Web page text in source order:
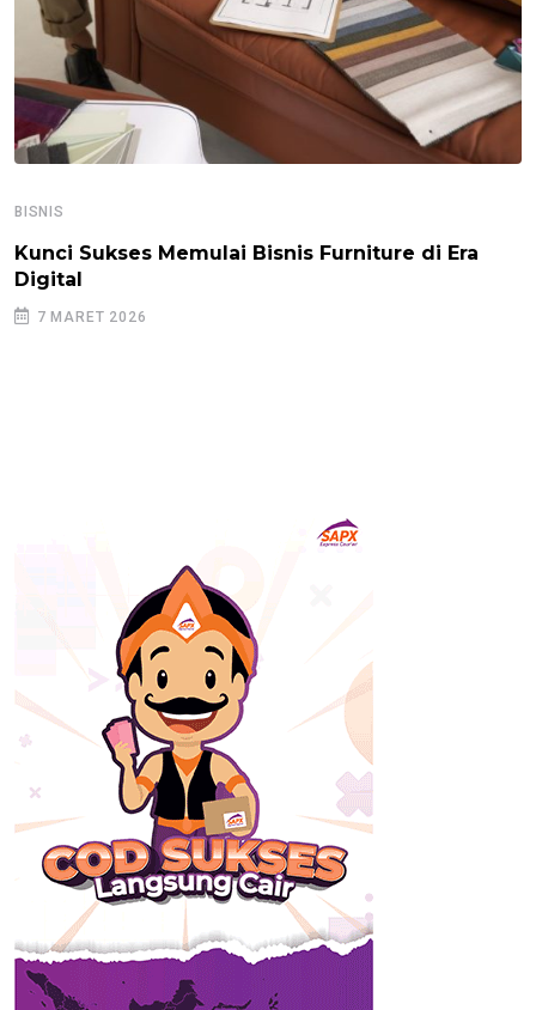
BISNIS
Kunci Sukses Memulai Bisnis Furniture di Era
Digital
7 MARET 2026